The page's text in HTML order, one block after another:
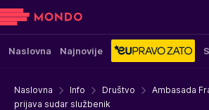
Naslovna Najnovije
Naslovna Info Društvo
Ambasada
prijava sudar službenik